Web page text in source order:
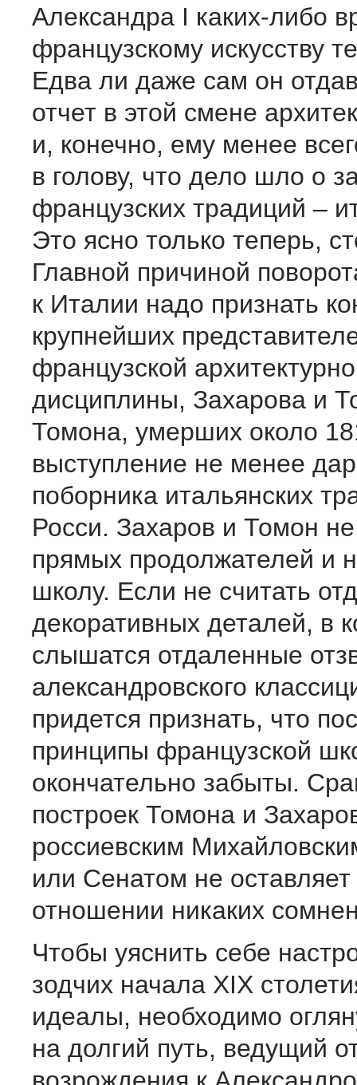
Александра I каких-либо
французскому искусству
Едва ли даже сам он
отчет в этой смене
и, конечно, ему менее
в голову, что дело шло о
французских традиций –
Это ясно только теперь,
Главной причиной
к Италии надо признать
крупнейших
французской
дисциплины, Захарова и
Томона, умерших около
выступление не менее
поборника итальянских
Росси. Захаров и Томон
прямых продолжателей и
школу. Если не считать
декоративных деталей, в
слышатся отдаленные
александровского
придется признать, что
принципы французской
окончательно забыты.
построек Томона и
россиевским
или Сенатом не оставляет
отношении никаких
Чтобы уяснить себе
зодчих начала XIX
идеалы, необходимо
на долгий путь, ведущий